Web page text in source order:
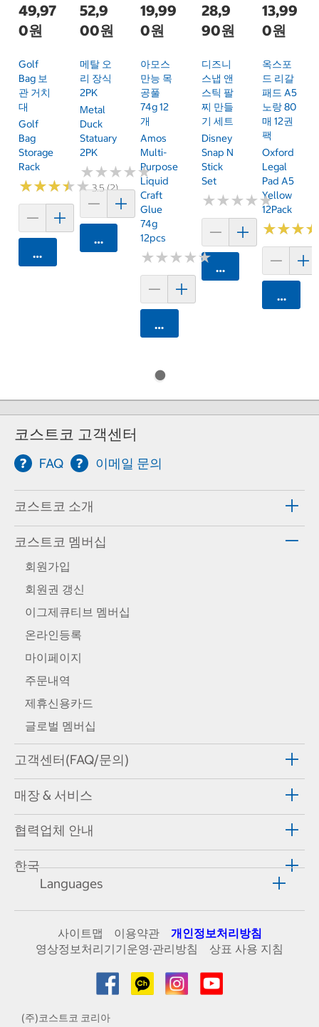
49,97
0원
Golf
Bag 보
관 거치
대
Golf
Bag
Storage
Rack
★★★★★
★★★★★3.5 (2)
카트에 담기
52,9
00원
메탈 오
리 장식
2PK
Metal
Duck
Statuary
2PK
★★★★★
★★★★★
카트에 담기
19,99
0원
아모스
만능 목
공풀
74g 12
개
Amos
Multi-
Purpose
Liquid
Craft
Glue
74g
12pcs
★★★★★
★★★★★
카트에 담기
28,9
90원
디즈니
스냅 앤
스틱 팔
찌 만들
기 세트
Disney
Snap N
Stick
Set
★★★★★
★★★★★
카트에 담기
13,99
0원
옥스포
드 리갈
패드 A5
노랑 80
매 12권
팩
Oxford
Legal
Pad A5
Yellow
12Pack
★★★
★★★
카트에
코스트코 고객센터
FAQ 이메일 문의
코스트코 소개
코스트코 멤버십
회원가입
회원권 갱신
이그제큐티브 멤버십
온라인등록
마이페이지
주문내역
제휴신용카드
글로벌 멤버십
고객센터(FAQ/문의)
매장 & 서비스
협력업체 안내
한국
Languages
사이트맵 이용약관
개인정보처리방침
영상정보처리기기운영·관리방침
상표 사용 지침
(주)코스트코 코리아